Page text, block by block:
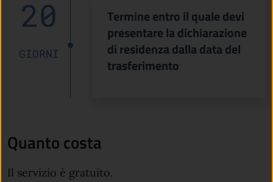
20
GIORNI
Termine entro il quale devi
presentare la dichiarazione
di residenza dalla data del
trasferimento
Quanto costa
Il servizio è gratuito.